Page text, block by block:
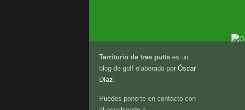
Territorio de tres putts es un
blog de golf elaborado por Óscar
Díaz.
Puedes ponerte en contacto con